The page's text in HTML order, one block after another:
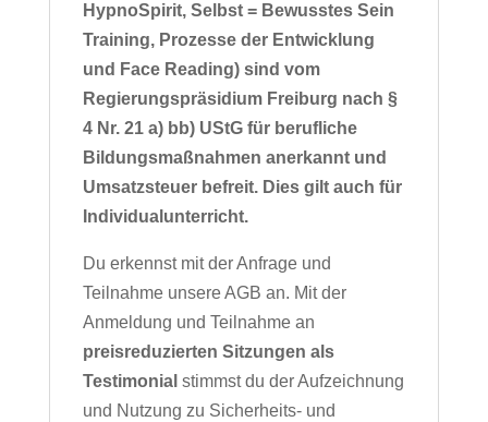
HypnoSpirit, Selbst = Bewusstes Sein
Training, Prozesse der Entwicklung
und Face Reading) sind vom
Regierungspräsidium Freiburg nach §
4 Nr. 21 a) bb) UStG für berufliche
Bildungsmaßnahmen anerkannt und
Umsatzsteuer befreit. Dies gilt auch für
Individualunterricht.
Du erkennst mit der Anfrage und
Teilnahme unsere AGB an. Mit der
Anmeldung und Teilnahme an
preisreduzierten Sitzungen als
Testimonial stimmst du der Aufzeichnung
und Nutzung zu Sicherheits- und